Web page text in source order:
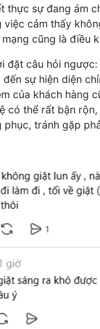
thực sự đang ám
cảm thấy
cũng là điều
đặt câu hỏi
sự hiện diện
của khách hàng
có thể rất bận
phục, tránh gặp